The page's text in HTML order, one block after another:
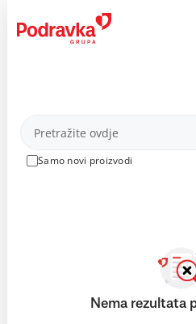
content
Proizvodi
Samo novi proizvodi
Nema rezultata